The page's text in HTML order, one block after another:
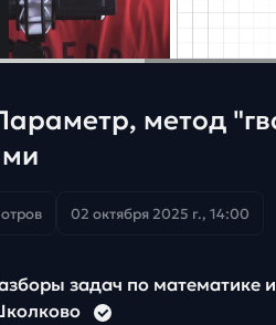
метод
02 октября 2025 г., 14:00
задач по математике